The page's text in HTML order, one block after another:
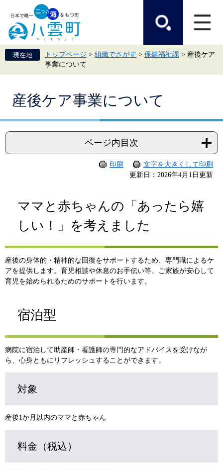
頭
で
飛
ば
て
トップページ > 組織でさがす > 保健福祉課 > 産後ケア
事業について
産後ケア事業について
ページ内目次
印刷
文字を大きくして印刷
更新日：2026年4月1日更新
ママと赤ちゃんの「あったら嬉
しい！」を考えました
産後の身体的・精神的な回復をサポートするため、専門職によるケ
アを提供します。育児相談や休息のお手伝い等、ご家族が安心して
育児を始められるためのサポートを行います。
宿泊型
病院に宿泊して助産師・看護師の専門的なアドバイスを受けなが
ら、心身ともにリフレッシュすることができます。
対象
産後1か月以内のママと赤ちゃん
料金（税込）